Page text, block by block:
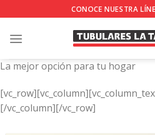
to
content
CONOCE NUESTRA
La mejor opción para tu hogar
[/vc_column][/vc_row]